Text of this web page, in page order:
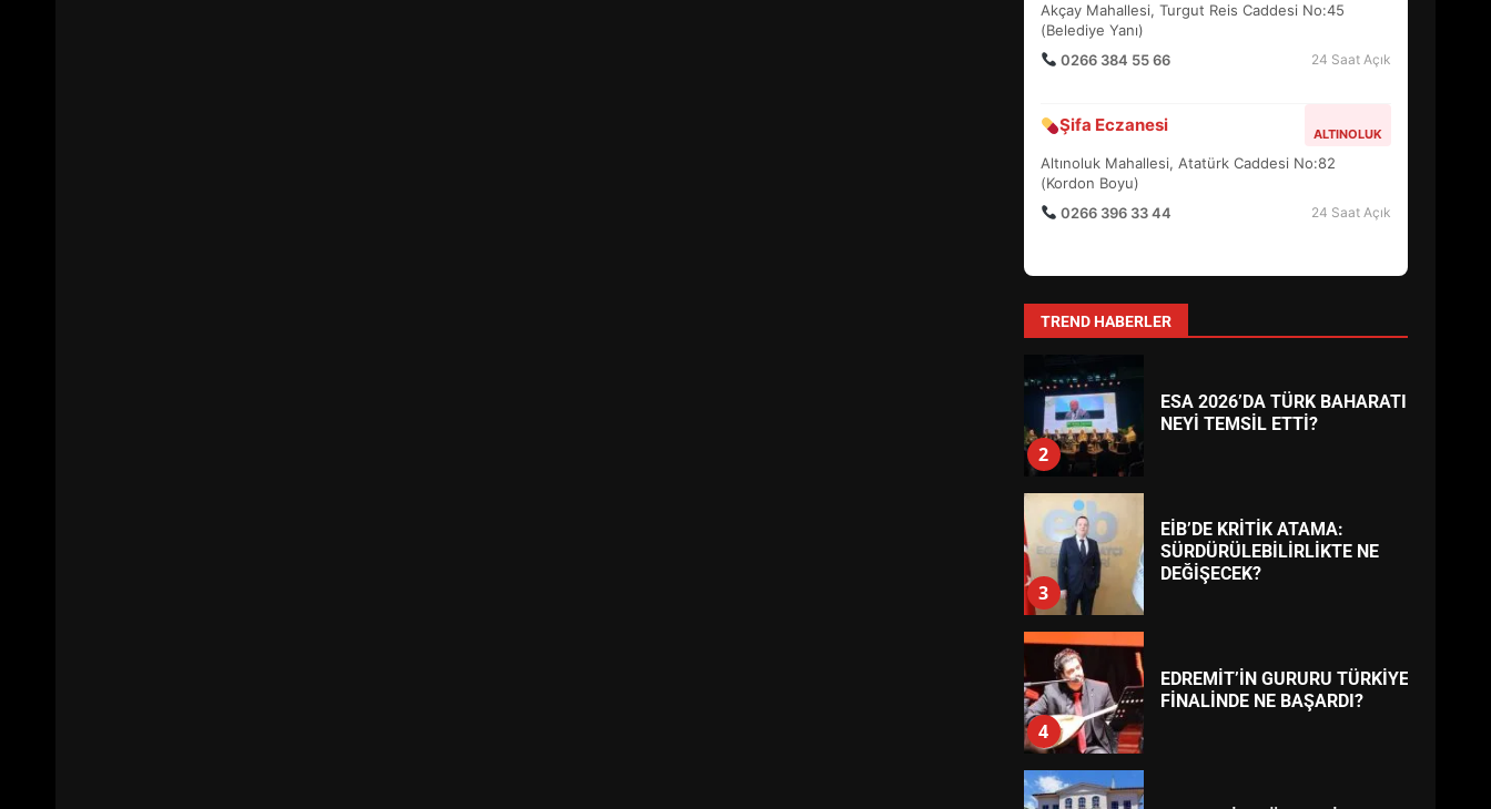
Akçay Mahallesi, Turgut Reis Caddesi No:45
(Belediye Yanı)
0266 384 55 66
24 Saat Açık
Şifa Eczanesi ALTINOLUK
Altınoluk Mahallesi, Atatürk Caddesi No:82
(Kordon Boyu)
0266 396 33 44
24 Saat Açık
TREND HABERLER
6
DEĞİŞTİRİYOR?
7
BURHANİYE
BELEDİYESPOR’DA YENİ
YÖNETİM NASIL ŞEKİLLENDİ?
1
HAREKETE GEÇİYOR: GÖZLER
2
ESA 2026’DA TÜRK BAHARATI
NEYİ TEMSİL ETTİ?
3
EİB’DE KRİTİK ATAMA:
SÜRDÜRÜLEBİLİRLİKTE NE
DEĞİŞECEK?
4
EDREMİT’İN GURURU TÜRKİYE
FİNALİNDE NE BAŞARDI?